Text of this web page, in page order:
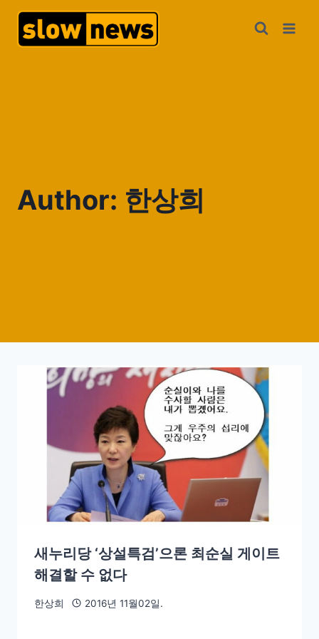
Author: 한상희
새누리당 ‘상설특검’으론 최순실 게이트
해결할 수 없다
한상희 2016년 11월02일.